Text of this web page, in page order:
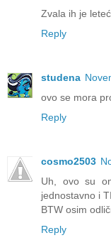
Zvala ih je
Reply
studena
ovo se mora
Reply
cosmo2503
Uh, ovo su
jednostavno i
BTW osim
Reply